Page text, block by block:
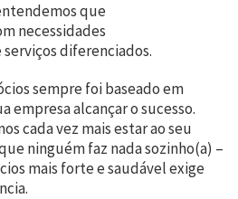
que
necessidades
diferenciados.
sempre foi baseado em
empresa alcançar o sucesso.
cada vez mais estar ao seu
ninguém faz nada sozinho(a) –
mais forte e saudável exige